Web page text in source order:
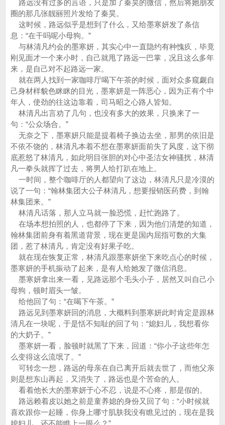
路远没有过多的言语，只是加了秦昊的微信，然后将她朋友
圈的那几张靓丽照片发给了秦昊。
这时候，路远似乎是想到了什么，又给墨寒妍发了条信
息：“在干吗呢小母狗。”
与林清凡约会的墨寒妍，其实心中一直隐约有种愧疚，毕竟
刚见面才一个来小时，自己就甩了路远一巴掌，况且这么多年
来，是自己对不起路远一家。
就在两人找到一家咖啡厅喝下午茶的时候，面对众多窥觑自
己身材样貌色眯眯的目光，墨寒妍是一阵恶心，因为正有个中
年人，使劲的往这边靠着，司马昭之心路人皆知。
林清凡出言劝了几句，也没有多大的效果，只换来了一
句：“公众场合。”
无奈之下，墨寒妍只能是提着椅子换边去坐，那男的依旧是
不依不饶的，林清凡本着不想在墨寒妍面前失了风度，这下彻
底惹怒了林清凡，如此明目张胆的对心中圣洁女神骚扰，林清
凡一拳头就挥了过去，将男人给打趴在地上。
一时间，整个咖啡厅的人都望向了这边，林清凡只是冷漠的
说了一句：“翰林集团大公子林清凡，想要报销医药费，到翰
林集团来。”
林清凡话落，那人立马就一脸恐慌，赶忙跑路了。
在场本想拍照的人，也都停了下来，因为他们清楚的知道，
翰林集团前身有着黑道背景，现在更是国内屈指可数的大集
团，惹了林清凡，肯定没有好果子吃。
就在现在恢复正常，林清凡跟墨寒妍坐下来吃点心的时候，
墨寒妍的手机振动了起来，是有人给她发了微信消息。
墨寒妍拿出来一看，见路远那个毛头小子，居然又叫自己小
母狗，顿时眉头一皱。
给他回了句：“在喝下午茶。”
路远见到墨寒妍回的消息，大概料到墨寒妍此时肯定是跟林
清凡在一块呢，于是恬不知耻的回了句：“媳妇儿，我想看你
的大奶子。”
墨寒妍一看，脸顿时就黑了下来，回道：“你小子这些年怎
么变得这么流氓了。”
可转念一想，路远的母亲在自己离开后就去世了，而他父亲
则是想东山再起，又消失了，路远也是个苦命的人。
看着他长大的墨寒妍于心不忍，说是不心疼，那是假的。
路远赖着皮以她之前是童养媳的身份又回了句：“小时候就
喜欢跟你一起睡，你身上哪寸肌肤我没有瞧见过的，现在是我
媳妇儿，还不能瞧上一眼么？”